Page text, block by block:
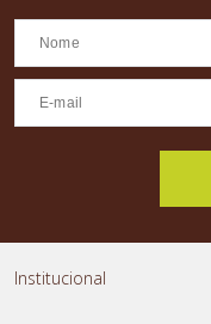
Institucional